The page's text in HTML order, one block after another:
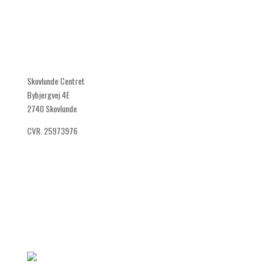
Skovlunde Centret
Bybjergvej 4E
2740 Skovlunde
CVR. 25973976